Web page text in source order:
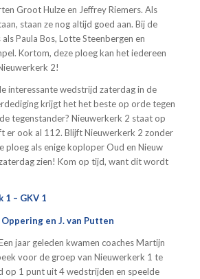
Groot Hulze en Jeffrey Riemers. Als
staan ze nog altijd goed aan. Bij de
Paula Bos, Lotte Steenbergen en
Kortom, deze ploeg kan het iedereen
2!
interessante wedstrijd zaterdag in de
krijgt het het beste op orde tegen
tegenstander? Nieuwerkerk 2 staat op
er ook al 112. Blijft Nieuwerkerk 2 zonder
ploeg als enige koploper Oud en Nieuw
zien! Kom op tijd, want dit wordt
– GKV 1
en J. van Putten
jaar geleden kwamen coaches Martijn
voor de groep van Nieuwerkerk 1 te
op 1 punt uit 4 wedstrijden en speelde